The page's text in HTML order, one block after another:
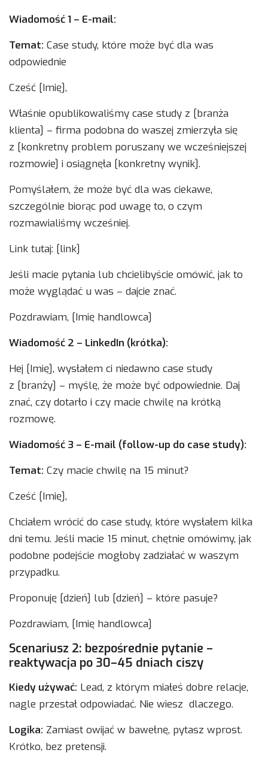
Wiadomość 1 – E-mail:
Temat: Case study, które może być dla was
odpowiednie
Cześć [Imię],
Właśnie opublikowaliśmy case study z [branża
klienta] – firma podobna do waszej zmierzyła się
z [konkretny problem poruszany we wcześniejszej
rozmowie] i osiągnęła [konkretny wynik].
Pomyślałem, że może być dla was ciekawe,
szczególnie biorąc pod uwagę to, o czym
rozmawialiśmy wcześniej.
Link tutaj: [link]
Jeśli macie pytania lub chcielibyście omówić, jak to
może wyglądać u was – dajcie znać.
Pozdrawiam, [Imię handlowca]
Wiadomość 2 – LinkedIn (krótka):
Hej [Imię], wysłałem ci niedawno case study
z [branży] – myślę, że może być odpowiednie. Daj
znać, czy dotarło i czy macie chwilę na krótką
rozmowę.
Wiadomość 3 – E-mail (follow-up do case study):
Temat: Czy macie chwilę na 15 minut?
Cześć [Imię],
Chciałem wrócić do case study, które wysłałem kilka
dni temu. Jeśli macie 15 minut, chętnie omówimy, jak
podobne podejście mogłoby zadziałać w waszym
przypadku.
Proponuję [dzień] lub [dzień] – które pasuje?
Pozdrawiam, [Imię handlowca]
Scenariusz 2: bezpośrednie pytanie –
reaktywacja po 30–45 dniach ciszy
Kiedy używać: Lead, z którym miałeś dobre relacje,
nagle przestał odpowiadać. Nie wiesz dlaczego.
Logika: Zamiast owijać w bawełnę, pytasz wprost.
Krótko, bez pretensji.